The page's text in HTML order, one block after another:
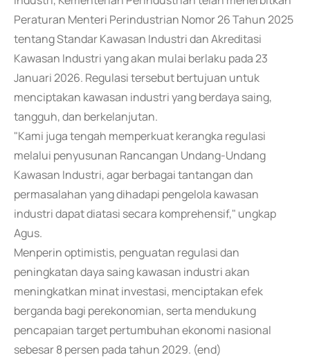
Peraturan Menteri Perindustrian Nomor 26 Tahun 2025
tentang Standar Kawasan Industri dan Akreditasi
Kawasan Industri yang akan mulai berlaku pada 23
Januari 2026. Regulasi tersebut bertujuan untuk
menciptakan kawasan industri yang berdaya saing,
tangguh, dan berkelanjutan.
"Kami juga tengah memperkuat kerangka regulasi
melalui penyusunan Rancangan Undang-Undang
Kawasan Industri, agar berbagai tantangan dan
permasalahan yang dihadapi pengelola kawasan
industri dapat diatasi secara komprehensif," ungkap
Agus.
Menperin optimistis, penguatan regulasi dan
peningkatan daya saing kawasan industri akan
meningkatkan minat investasi, menciptakan efek
berganda bagi perekonomian, serta mendukung
pencapaian target pertumbuhan ekonomi nasional
sebesar 8 persen pada tahun 2029. (end)